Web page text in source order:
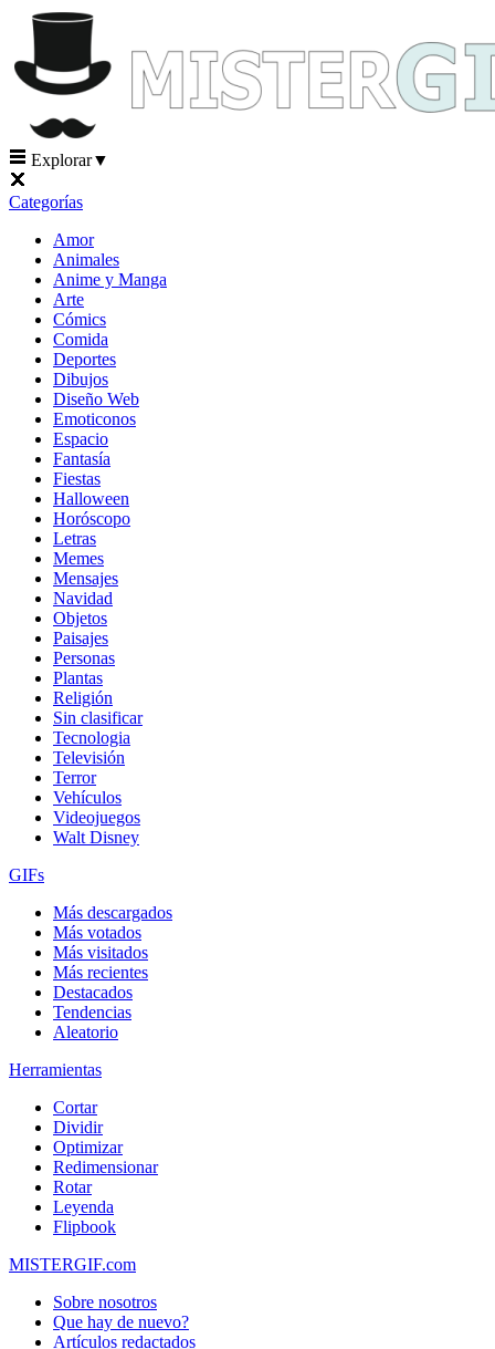
Explorar▼
Categorías
Amor
Animales
Anime y Manga
Arte
Cómics
Comida
Deportes
Dibujos
Diseño Web
Emoticonos
Espacio
Fantasía
Fiestas
Halloween
Horóscopo
Letras
Memes
Mensajes
Navidad
Objetos
Paisajes
Personas
Plantas
Religión
Sin clasificar
Tecnologia
Televisión
Terror
Vehículos
Videojuegos
Walt Disney
GIFs
Más descargados
Más votados
Más visitados
Más recientes
Destacados
Tendencias
Aleatorio
Herramientas
Cortar
Dividir
Optimizar
Redimensionar
Rotar
Leyenda
Flipbook
MISTERGIF.com
Sobre nosotros
Que hay de nuevo?
Artículos redactados